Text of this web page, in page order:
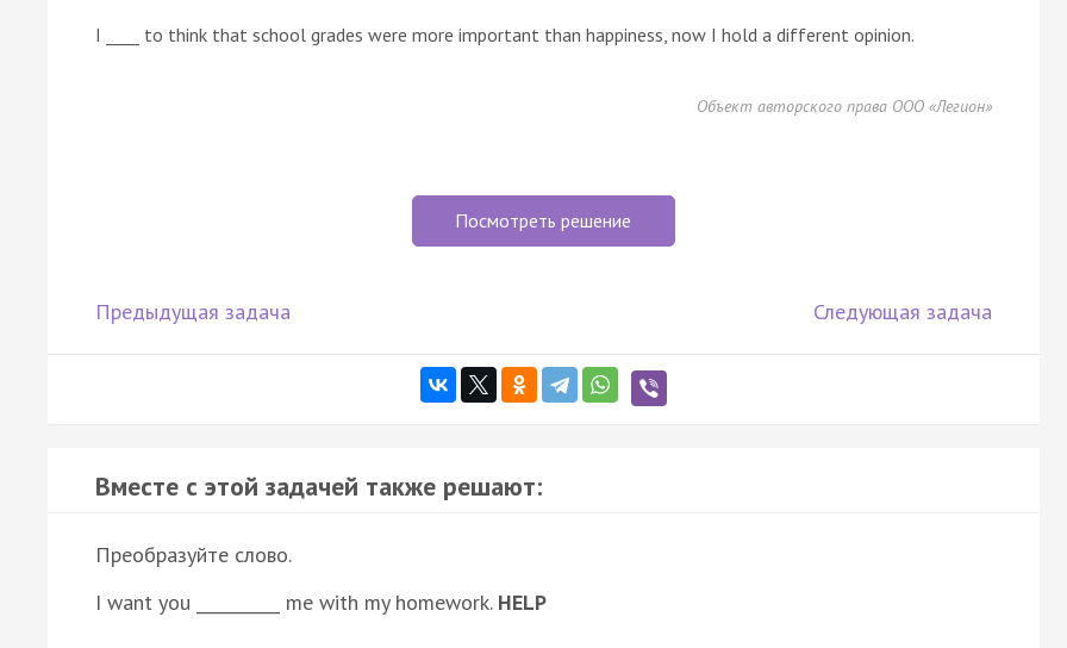
I ____ to think that school grades were more important than happiness, now I hold a different opinion.
Объект авторского права ООО «Легион»
Посмотреть решение
Предыдущая задача Следующая задача
Вместе с этой задачей также решают:
Преобразуйте слово.
I want you __________ me with my homework. HELP